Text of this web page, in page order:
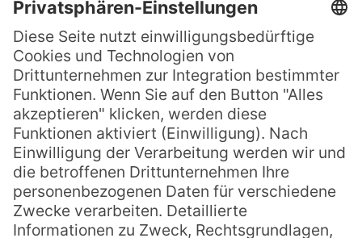
machen die Huka Lodge zu einem idealen
Refugium für eine entspannte Auszeit
fernab von Stress und Trubel.
Wir benötigen Ihre
Zustimmung, um den YouTube
Video-Service zu laden!
Wir verwenden einen Service eines
Drittanbieters, um Videoinhalte